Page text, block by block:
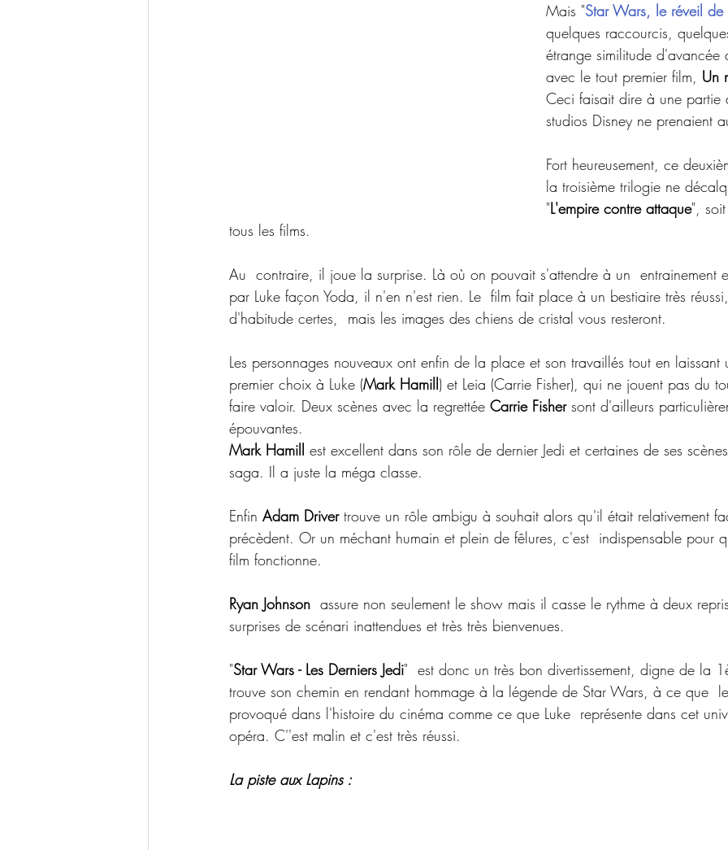
Mais "Star Wars, le réveil
quelques raccourcis,
étrange similitude d'avancée
avec le tout premier film, Un
Ceci faisait dire à une partie
studios Disney ne prenaient
Fort heureusement, ce
la troisième trilogie ne
"L'empire contre attaque",
tous les films.
Au  contraire, il joue la surprise. Là où on pouvait s'attendre à un  entrainement
par Luke façon Yoda, il n'en n'est rien. Le  film fait place à un bestiaire très
d'habitude certes,  mais les images des chiens de cristal vous resteront.
Les personnages nouveaux ont enfin de la place et son travaillés tout en laissant
premier choix à Luke (Mark Hamill) et Leia (Carrie Fisher), qui ne jouent pas du
faire valoir. Deux scènes avec la regrettée Carrie Fisher sont d'ailleurs
épouvantes.
Mark Hamill est excellent dans son rôle de dernier Jedi et certaines de ses
saga. Il a juste la méga classe.
Enfin Adam Driver trouve un rôle ambigu à souhait alors qu'il était relativement
précèdent. Or un méchant humain et plein de fêlures, c'est  indispensable pour
film fonctionne.
Ryan Johnson
assure non seulement le show mais il casse le rythme à deux
surprises de scénari inattendues et très très bienvenues.
"Star Wars - Les Derniers Jedi"  est donc un très bon divertissement, digne de la
trouve son chemin en rendant hommage à la légende de Star Wars, à ce que
provoqué dans l'histoire du cinéma comme ce que Luke  représente dans cet
opéra. C''est malin et c'est très réussi.
La piste aux Lapins :